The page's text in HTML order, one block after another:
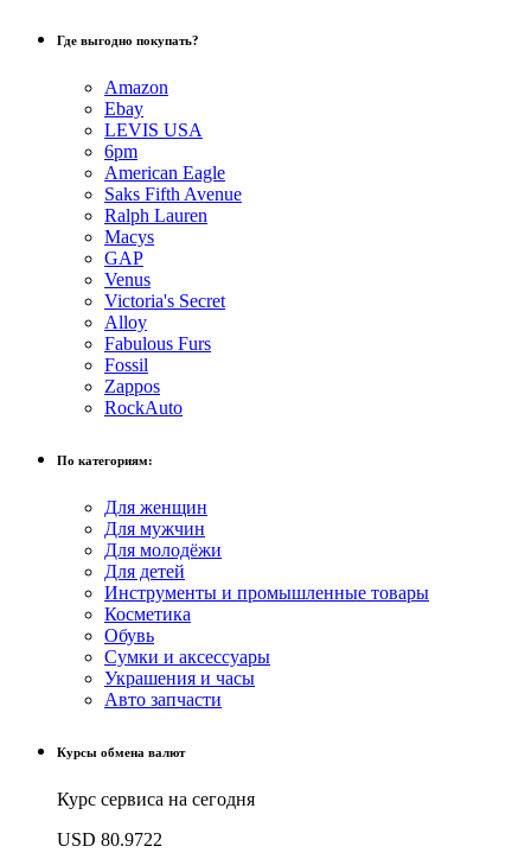
Где выгодно покупать?
Amazon
Ebay
LEVIS USA
6pm
American Eagle
Saks Fifth Avenue
Ralph Lauren
Macys
GAP
Venus
Victoria's Secret
Alloy
Fabulous Furs
Fossil
Zappos
RockAuto
По категориям:
Для женщин
Для мужчин
Для молодёжи
Для детей
Инструменты и промышленные товары
Косметика
Обувь
Сумки и аксессуары
Украшения и часы
Авто запчасти
Курсы обмена валют
Курс сервиса на сегодня
USD 80.9722